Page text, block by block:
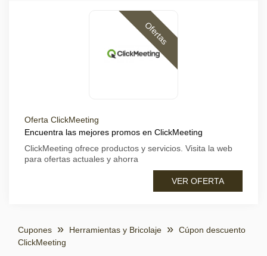
Ofertas
Oferta ClickMeeting
Encuentra las mejores promos en ClickMeeting
ClickMeeting ofrece productos y servicios. Visita la web
para ofertas actuales y ahorra
VER OFERTA
Cupones Herramientas y Bricolaje
Cúpon descuento
ClickMeeting